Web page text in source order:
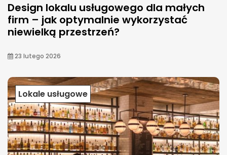
Design lokalu usługowego dla małych
firm – jak optymalnie wykorzystać
niewielką przestrzeń?
23 lutego 2026
Lokale usługowe